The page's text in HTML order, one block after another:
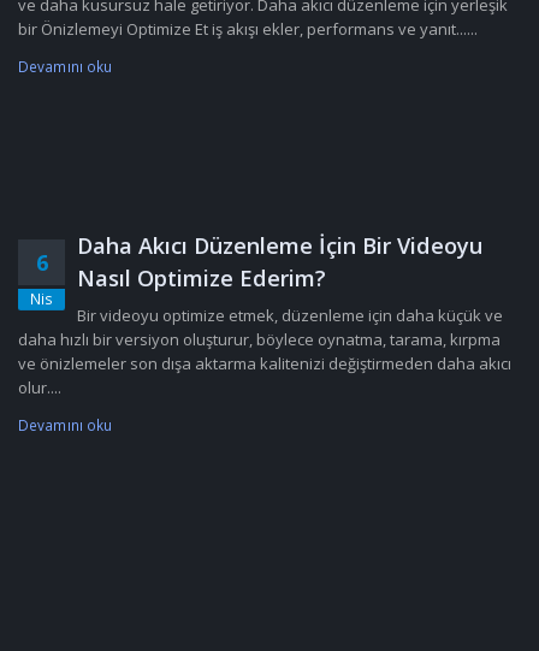
ve daha kusursuz hale getiriyor. Daha akıcı düzenleme için yerleşik
bir Önizlemeyi Optimize Et iş akışı ekler, performans ve yanıt......
Devamını oku
6
Nis
Daha Akıcı Düzenleme İçin Bir Videoyu
Nasıl Optimize Ederim?
Bir videoyu optimize etmek, düzenleme için daha küçük ve
daha hızlı bir versiyon oluşturur, böylece oynatma, tarama, kırpma
ve önizlemeler son dışa aktarma kalitenizi değiştirmeden daha akıcı
olur....
Devamını oku